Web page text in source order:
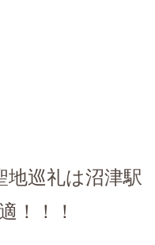
地巡礼は沼津駅
！！！